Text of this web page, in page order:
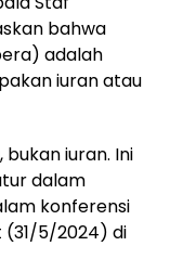
bahwa
adalah
iuran atau
iuran. Ini
dalam
konferensi
(31/5/2024) di